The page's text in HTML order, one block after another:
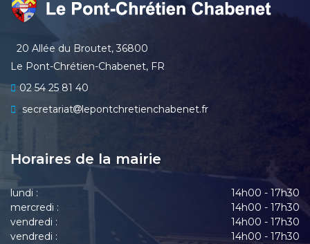
20 Allée du Broutet, 36800
Le Pont-Chrétien-Chabenet, FR
02 54 25 81 40
secretariat
lepontchretienchabenet.fr
Horaires de la mairie
lundi :
14h00 - 17h30
mercredi :
14h00 - 17h30
vendredi :
14h00 - 17h30
vendredi :
14h00 - 17h30